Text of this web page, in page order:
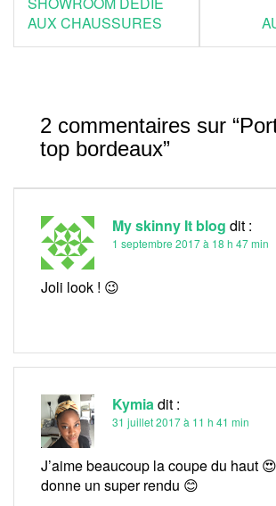
AUX CHAUSSURES
2 commentaires sur “
top bordeaux”
My skinny It blog dit :
1 septembre 2017 à 18 h 47 min
Joli look ! 😉
Kymiadit :
31 juillet 2017 à 11 h 41 min
J’aime beaucoup la coupe du haut
donne un super rendu 😊